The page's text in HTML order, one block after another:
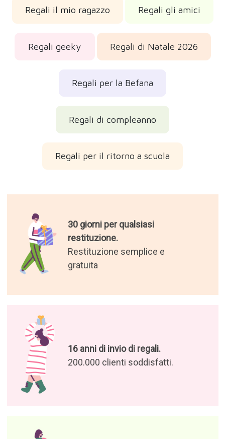
Regali il mio ragazzo Regali gli amici
Regali geeky Regali di Natale 2026
Regali per la Befana
Regali di compleanno
Regali per il ritorno a scuola
30 giorni per qualsiasi
restituzione.
Restituzione semplice e
gratuita
16 anni di invio di regali.
200.000 clienti soddisfatti.